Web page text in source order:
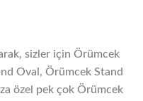
sizler için Örümcek
Oval, Örümcek Stand
özel pek çok Örümcek